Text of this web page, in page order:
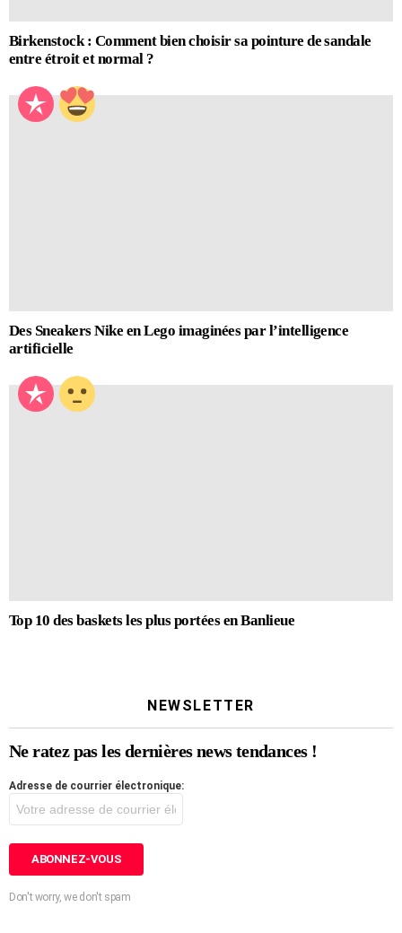
Birkenstock : Comment bien choisir sa pointure de sandale
entre étroit et normal ?
Des Sneakers Nike en Lego imaginées par l’intelligence
artificielle
Top 10 des baskets les plus portées en Banlieue
NEWSLETTER
Ne ratez pas les dernières news tendances !
Adresse de courrier électronique:
Don't worry, we don't spam